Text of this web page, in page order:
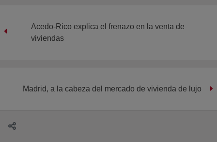
Acedo-Rico explica el frenazo en la venta de
viviendas
Madrid, a la cabeza del mercado de vivienda de lujo